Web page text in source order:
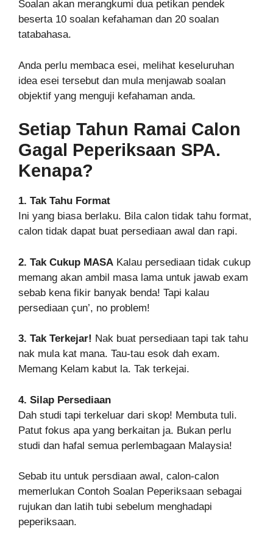
Soalan akan merangkumi dua petikan pendek
beserta 10 soalan kefahaman dan 20 soalan
tatabahasa.
Anda perlu membaca esei, melihat keseluruhan
idea esei tersebut dan mula menjawab soalan
objektif yang menguji kefahaman anda.
Setiap Tahun Ramai Calon
Gagal Peperiksaan SPA.
Kenapa?
1. Tak Tahu Format
Ini yang biasa berlaku. Bila calon tidak tahu format,
calon tidak dapat buat persediaan awal dan rapi.
2. Tak Cukup MASA Kalau persediaan tidak cukup
memang akan ambil masa lama untuk jawab exam
sebab kena fikir banyak benda! Tapi kalau
persediaan çun’, no problem!
3. Tak Terkejar! Nak buat persediaan tapi tak tahu
nak mula kat mana. Tau-tau esok dah exam.
Memang Kelam kabut la. Tak terkejai.
4. Silap Persediaan
Dah studi tapi terkeluar dari skop! Membuta tuli.
Patut fokus apa yang berkaitan ja. Bukan perlu
studi dan hafal semua perlembagaan Malaysia!
Sebab itu untuk persdiaan awal, calon-calon
memerlukan Contoh Soalan Peperiksaan sebagai
rujukan dan latih tubi sebelum menghadapi
peperiksaan.